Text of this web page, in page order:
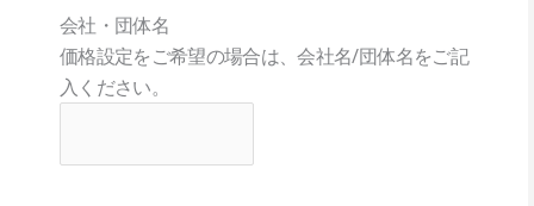
会社・団体名
価格設定をご希望の場合は、会社名/団体名をご記
入ください。